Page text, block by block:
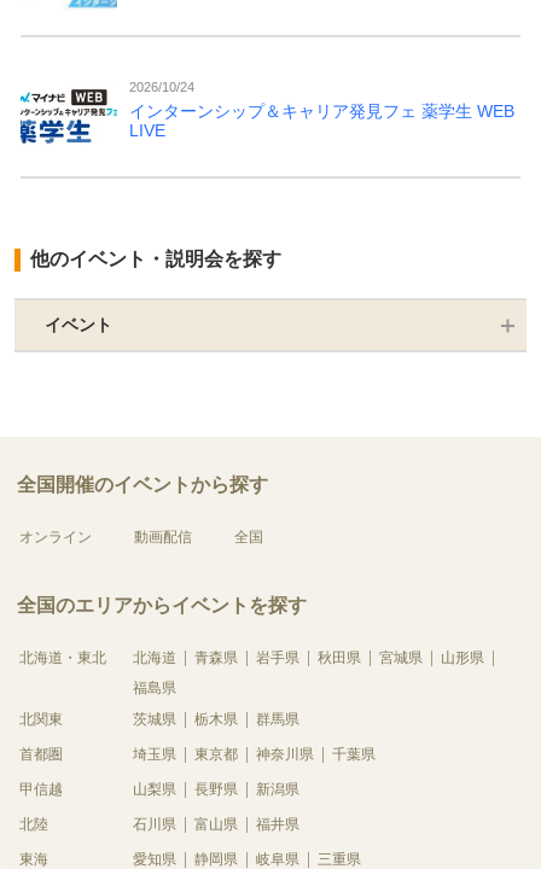
2026/10/24
インターンシップ＆キャリア発見フェ 薬学生 WEB
LIVE
他のイベント・説明会を探す
イベント
全国開催のイベントから探す
オンライン 動画配信 全国
全国のエリアからイベントを探す
北海道・東北 北海道 青森県 岩手県 秋田県 宮城県
山形県
福島県
北関東
茨城県 栃木県 群馬県
首都圏 埼玉県 東京都 神奈川県 千葉県
甲信越 山梨県 長野県 新潟県
北陸 石川県 富山県 福井県
東海 愛知県 静岡県 岐阜県 三重県